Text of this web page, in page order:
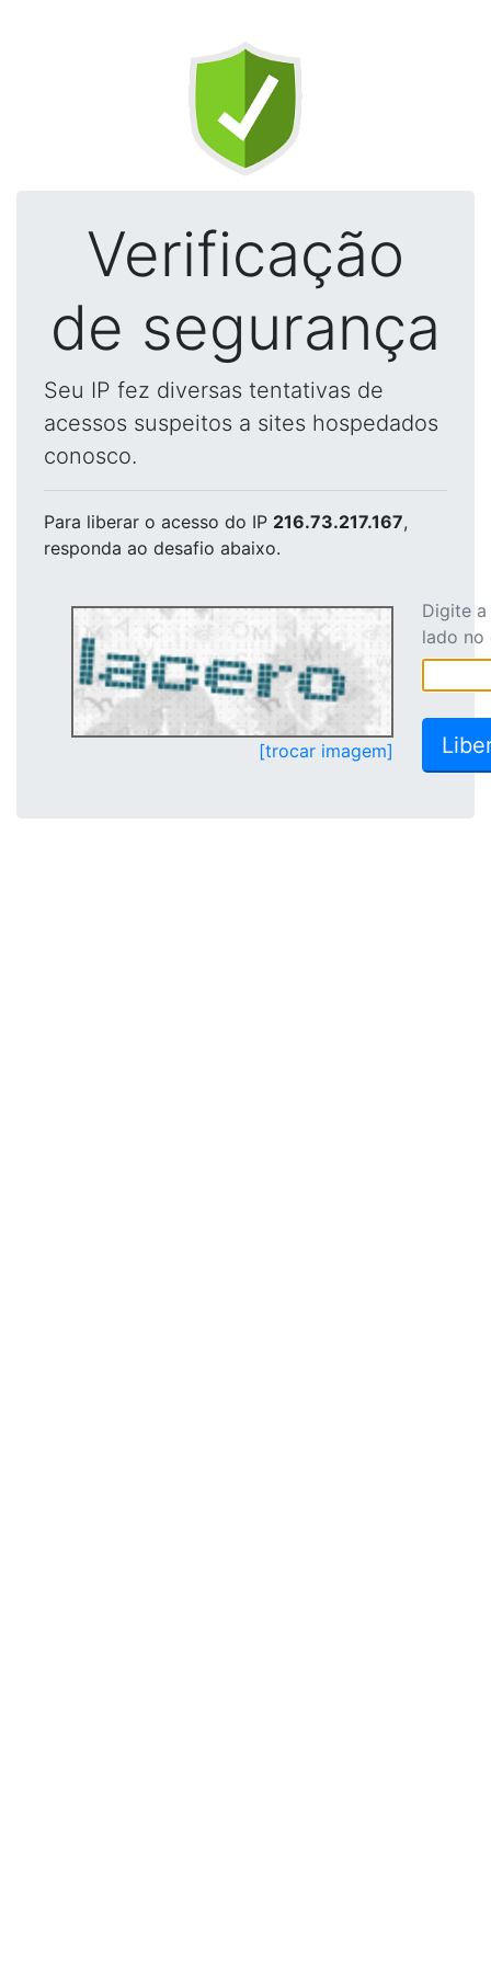
Verificação
de segurança
Seu IP fez diversas tentativas de
acessos suspeitos a sites hospedados
conosco.
Para liberar o acesso do IP 216.73.217.167,
responda ao desafio abaixo.
[trocar imagem]
Digite
lado no